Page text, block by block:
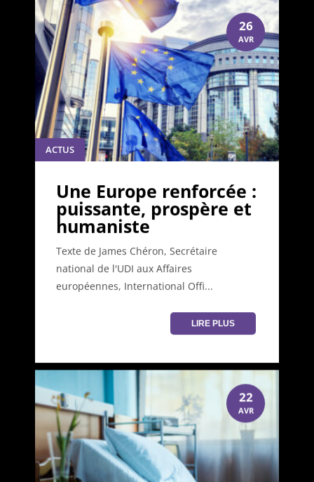
26
AVR
ACTUS
Une Europe renforcée :
puissante, prospère et
humaniste
Texte de James Chéron, Secrétaire
national de l'UDI aux Affaires
européennes, International Offi...
LIRE PLUS
22
AVR